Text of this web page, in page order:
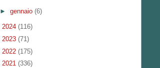
► gennaio (6)
2024 (116)
2023 (71)
2022 (175)
2021 (336)